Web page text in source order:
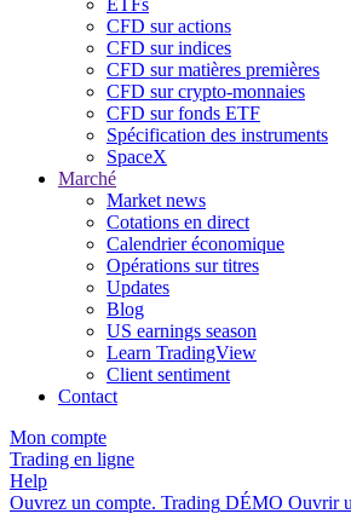
CFD sur actions
CFD sur indices
CFD sur matières premières
CFD sur crypto-monnaies
CFD sur fonds ETF
Spécification des instruments
SpaceX
Marché
Market news
Cotations en direct
Calendrier économique
Opérations sur titres
Updates
Blog
US earnings season
Learn TradingView
Client sentiment
Contact
Mon compte
Trading en ligne
Help
Ouvrez un compte. Trading DÉMO Ouvrir